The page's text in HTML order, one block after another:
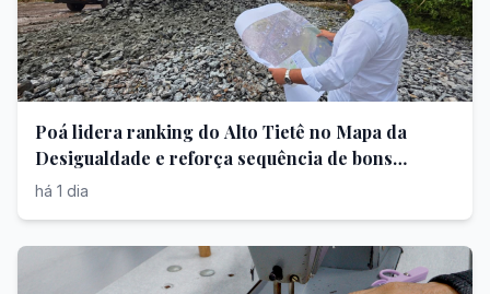
Poá lidera ranking do Alto Tietê no Mapa da
Desigualdade e reforça sequência de bons
resultados
há 1 dia